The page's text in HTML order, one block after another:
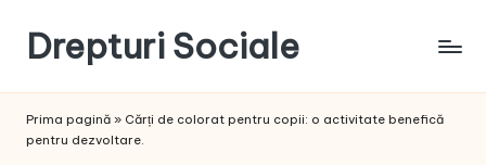
content
Drepturi Sociale
Sociale:
Prima pagină » Cărți de colorat pentru copii: o activitate benefică
pentru dezvoltare.